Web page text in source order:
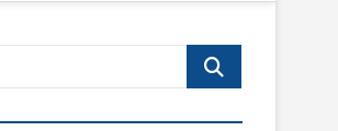
Search